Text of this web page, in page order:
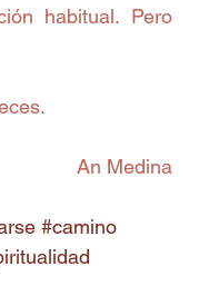
habitual. Pero
An Medina
#camino